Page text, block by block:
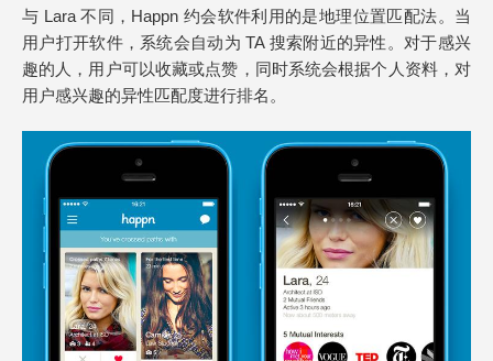
与 Lara 不同，Happn 约会软件利用的是地理位置匹配法。当
用户打开软件，系统会自动为 TA 搜索附近的异性。对于感兴
趣的人，用户可以收藏或点赞，同时系统会根据个人资料，对
用户感兴趣的异性匹配度进行排名。